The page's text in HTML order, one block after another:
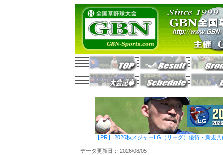
【PR】 2026秋メジャーLG（リーグ）優待・新規
データ更新日： 2026/08/05